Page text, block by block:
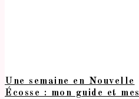
Une semaine en Nouvelle
Écosse : mon guide et mes